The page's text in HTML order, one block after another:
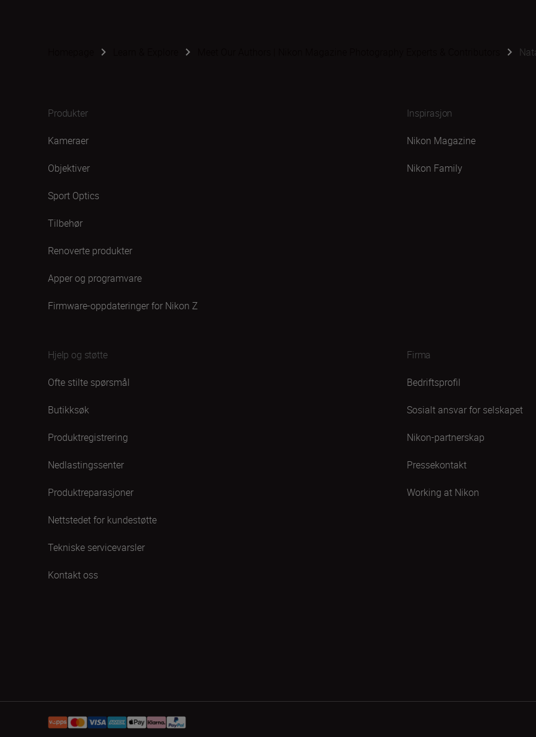
Produkter
Kameraer
Objektiver
Sport Optics
Tilbehør
Renoverte produkter
Apper og programvare
Firmware-oppdateringer for Nikon Z
Inspirasjon
Nikon Magazine
Nikon Family
Hjelp og støtte
Ofte stilte spørsmål
Butikksøk
Produktregistrering
Nedlastingssenter
Produktreparasjoner
Nettstedet for kundestøtte
Tekniske servicevarsler
Kontakt oss
Firma
Bedriftsprofil
Sosialt ansvar for selskapet
Nikon-partnerskap
Pressekontakt
Working at Nikon